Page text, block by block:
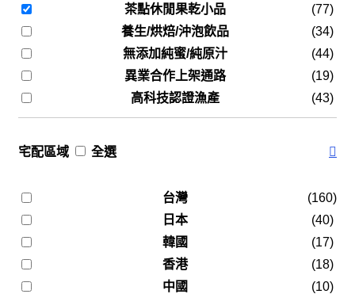
茶點休閒果乾小品
(77)
養生/烘焙/沖泡飲品
(34)
無添加純蜜/純原汁
(44)
異業合作上架通路
(19)
高科技認證漁產
(43)
宅配區域 全選
台灣
(160)
日本
(40)
韓國
(17)
香港
(18)
中國
(10)